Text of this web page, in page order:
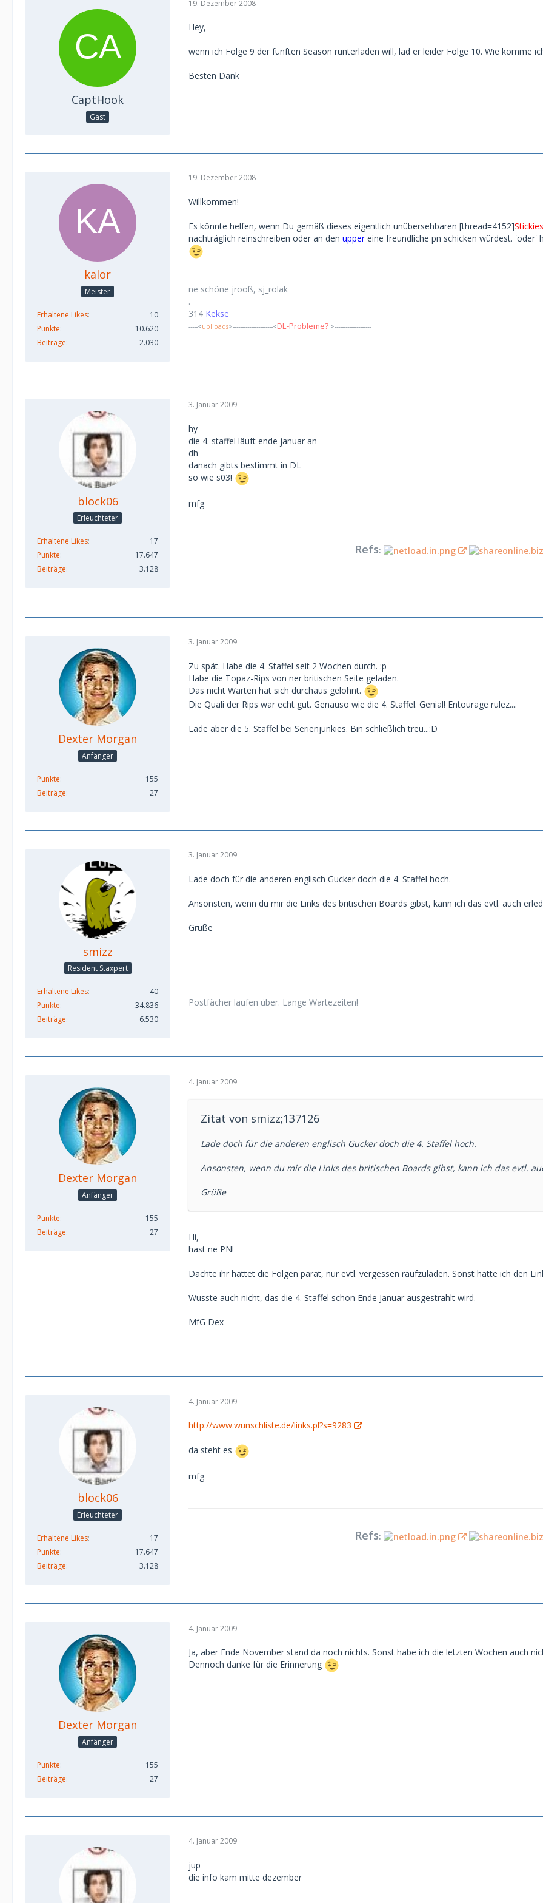
CaptHook
Gast
19. Dezember 2008
Hey,
wenn ich Folge 9 der fünften Season runterladen will, läd er leider Folge 10. Wie komme
Besten Dank
kalor
Meister
Erhaltene Likes
10
Punkte
10.620
Beiträge
2.030
19. Dezember 2008
Willkommen!
Es könnte helfen, wenn Du gemäß dieses eigentlich unübersehbaren [thread=4152]Stickies
nachträglich reinschreiben oder an den uppereine freundliche pn schicken würdest. 'oder'
ne schöne jrooß, sj_rolak
.
314 Kekse
-----<upl oads>----------------------<DL-Probleme? >--------------------
block06
Erleuchteter
Erhaltene Likes
17
Punkte
17.647
Beiträge
3.128
3. Januar 2009
hy
die 4. staffel läuft ende januar an
dh
danach gibts bestimmt in DL
so wie s03!
mfg
Refs:
Dexter Morgan
Anfänger
Punkte
155
Beiträge
27
3. Januar 2009
Zu spät. Habe die 4. Staffel seit 2 Wochen durch. :p
Habe die Topaz-Rips von ner britischen Seite geladen.
Das nicht Warten hat sich durchaus gelohnt.
Die Quali der Rips war echt gut. Genauso wie die 4. Staffel. Genial! Entourage rulez....
Lade aber die 5. Staffel bei Serienjunkies. Bin schließlich treu...:D
smizz
Resident Staxpert
Erhaltene Likes
40
Punkte
34.836
Beiträge
6.530
3. Januar 2009
Lade doch für die anderen englisch Gucker doch die 4. Staffel hoch.
Ansonsten, wenn du mir die Links des britischen Boards gibst, kann ich das evtl. auch
Grüße
Postfächer laufen über. Lange Wartezeiten!
Dexter Morgan
Anfänger
Punkte
155
Beiträge
27
4. Januar 2009
Zitat von smizz;137126
Lade doch für die anderen englisch Gucker doch die 4. Staffel hoch.
Ansonsten, wenn du mir die Links des britischen Boards gibst, kann ich das evtl.
Grüße
Hi,
hast ne PN!
Dachte ihr hättet die Folgen parat, nur evtl. vergessen raufzuladen. Sonst hätte ich den
Wusste auch nicht, das die 4. Staffel schon Ende Januar ausgestrahlt wird.
MfG Dex
block06
Erleuchteter
Erhaltene Likes
17
Punkte
17.647
Beiträge
3.128
4. Januar 2009
http://www.wunschliste.de/links.pl?s=9283
da steht es
mfg
Refs:
Dexter Morgan
Anfänger
Punkte
155
Beiträge
27
4. Januar 2009
Ja, aber Ende November stand da noch nichts. Sonst habe ich die letzten Wochen auch
Dennoch danke für die Erinnerung
4. Januar 2009
jup
die info kam mitte dezember